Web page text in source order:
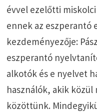
évvel ezelőtti
ennek az eszperantó
kezdeményezője:
eszperantó
alkotók és e nyelvet
használók, akik közül
közöttünk.